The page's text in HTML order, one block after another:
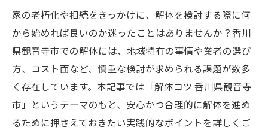
家の老朽化や相続をきっかけに、解体を検討する際に何
から始めれば良いのか迷ったことはありませんか？香川
県観音寺市での解体には、地域特有の事情や業者の選び
方、コスト面など、慎重な検討が求められる課題が数多
く存在しています。本記事では「解体コツ 香川県観音寺
市」というテーマのもと、安心かつ合理的に解体を進め
るために押さえておきたい実践的なポイントを詳しくご